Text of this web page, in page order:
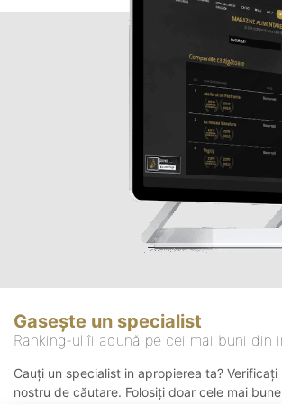
Gasește un specialist
Ranking-ul îi adună pe cei mai buni din
Cauți un specialist in apropierea ta? Verificați
nostru de căutare. Folosiți doar cele mai